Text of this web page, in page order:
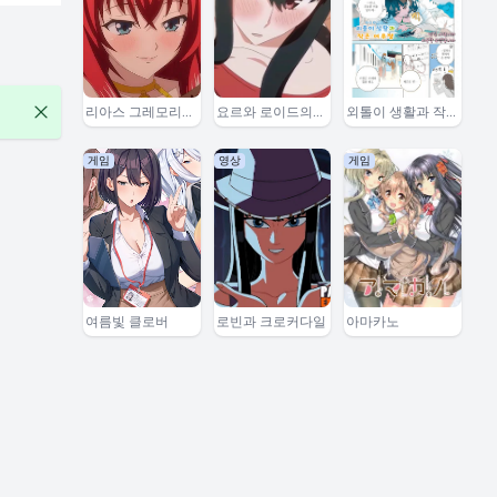
리아스 그레모리와
효도 잇세이
요르와 로이드의
동거 이야기 2
외톨이 생활과 작
은여우쨩
게임
여름빛 클로버
영상
로빈과 크로커다일
게임
아마카노